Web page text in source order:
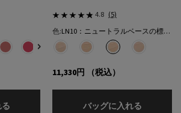
の場合
ッチ、1/8
ラダ タッチ、2/8
のカラー プラダ タッチ、3/8
のカラー プラダ タッチ、4/8
選択済み
P72 ピンクダリア のカラー プラダ タッチ、5/8
選択済み
P76 リリー のカラー プラダ タッチ、6/8
選択済み
P79 モーヴ のカラー プラダ タッチ、7/8
選択済み
O86 ピーチ のカラー プラダ タッ
4.8 (5)
色:
LN10：ニュートラルベースの標準的な色★
色を選択してください
{1} の場合
選択済み
LC5：クールベースの明るい色​ のカラ
選択済み
LN5：ニュートラル ベースの
選択済み
LN10：ニュートラル
選択済み
LN25：ニュ
11,330円 （税込）
バッグに入れる